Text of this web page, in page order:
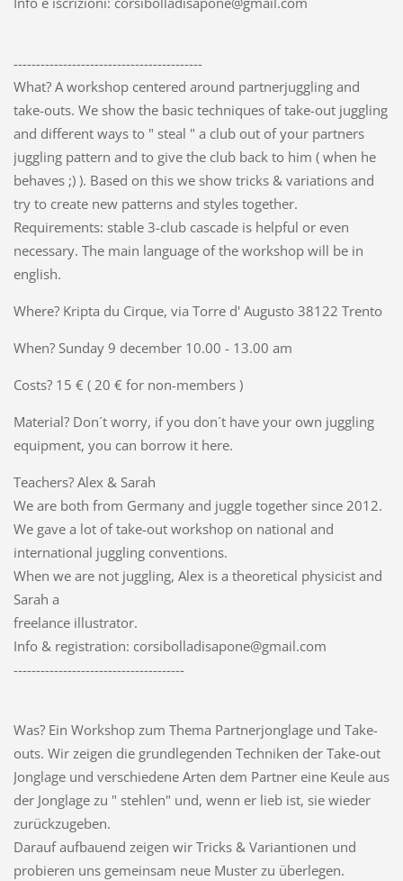
------------------------------------------
What? A workshop centered around partnerjuggling and
take-outs. We show the basic techniques of take-out juggling
and different ways to " steal " a club out of your partners
juggling pattern and to give the club back to him ( when he
behaves ;) ). Based on this we show tricks & variations and
try to create new patterns and styles together.
Requirements: stable 3-club cascade is helpful or even
necessary. The main language of the workshop will be in
english.
Where? Kripta du Cirque, via Torre d' Augusto 38122 Trento
When? Sunday 9 december 10.00 - 13.00 am
Costs? 15 € ( 20 € for non-members )
Material? Don´t worry, if you don´t have your own juggling
equipment, you can borrow it here.
Teachers? Alex & Sarah
We are both from Germany and juggle together since 2012.
We gave a lot of take-out workshop on national and
international juggling conventions.
When we are not juggling, Alex is a theoretical physicist and
Sarah a
freelance illustrator.
Info & registration: corsibolladisapone@gmail.com
--------------------------------------
Was? Ein Workshop zum Thema Partnerjonglage und Take-
outs. Wir zeigen die grundlegenden Techniken der Take-out
Jonglage und verschiedene Arten dem Partner eine Keule aus
der Jonglage zu " stehlen" und, wenn er lieb ist, sie wieder
zurückzugeben.
Darauf aufbauend zeigen wir Tricks & Variantionen und
probieren uns gemeinsam neue Muster zu überlegen.